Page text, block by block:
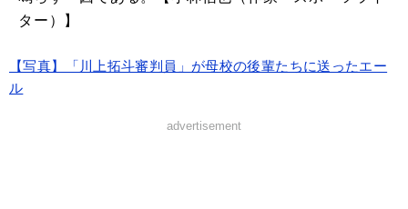
ター）】
【写真】「川上拓斗審判員」が母校の後輩たちに送ったエー
ル
advertisement